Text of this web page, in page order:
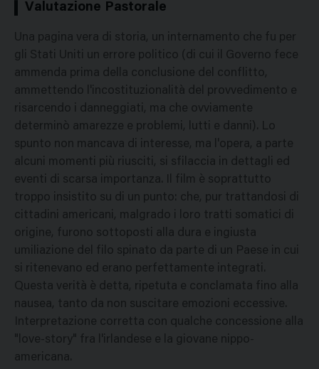
Valutazione Pastorale
Una pagina vera di storia, un internamento che fu per
gli Stati Uniti un errore politico (di cui il Governo fece
ammenda prima della conclusione del conflitto,
ammettendo l'incostituzionalità del provvedimento e
risarcendo i danneggiati, ma che ovviamente
determinò amarezze e problemi, lutti e danni). Lo
spunto non mancava di interesse, ma l'opera, a parte
alcuni momenti più riusciti, si sfilaccia in dettagli ed
eventi di scarsa importanza. Il film è soprattutto
troppo insistito su di un punto: che, pur trattandosi di
cittadini americani, malgrado i loro tratti somatici di
origine, furono sottoposti alla dura e ingiusta
umiliazione del filo spinato da parte di un Paese in cui
si ritenevano ed erano perfettamente integrati.
Questa verità è detta, ripetuta e conclamata fino alla
nausea, tanto da non suscitare emozioni eccessive.
Interpretazione corretta con qualche concessione alla
"love-story" fra l'irlandese e la giovane nippo-
americana.